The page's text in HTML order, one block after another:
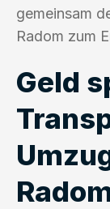
gemeinsam
Radom zum
Geld